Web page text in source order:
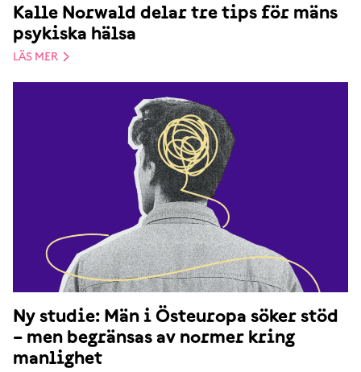
Kalle Norwald delar tre tips för mäns
psykiska hälsa
LÄS MER
Ny studie: Män i Östeuropa söker stöd
– men begränsas av normer kring
manlighet